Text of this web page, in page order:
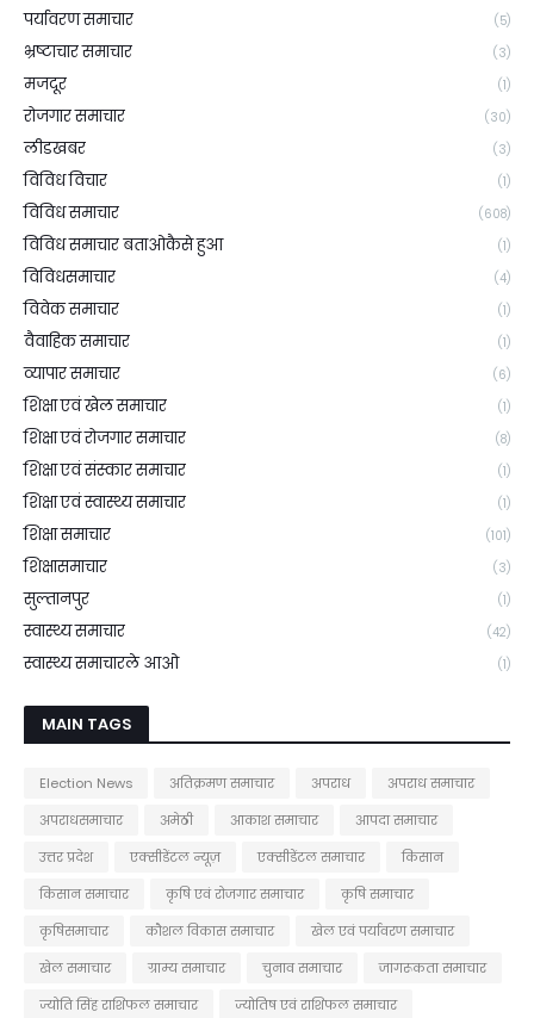
पर्यावरण समाचार (5)
भ्रष्टाचार समाचार (3)
मजदूर (1)
रोजगार समाचार (30)
लीडखबर (3)
विविध विचार (1)
विविध समाचार (608)
विविध समाचार बताओकैसे हुआ (1)
विविधसमाचार (4)
विवेक समाचार (1)
वैवाहिक समाचार (1)
व्यापार समाचार (6)
शिक्षा एवं खेल समाचार (1)
शिक्षा एवं रोजगार समाचार (8)
शिक्षा एवं संस्कार समाचार (1)
शिक्षा एवं स्वास्थ्य समाचार (1)
शिक्षा समाचार (101)
शिक्षासमाचार (3)
सुल्तानपुर (1)
स्वास्थ्य समाचार (42)
स्वास्थ्य समाचारले आओ (1)
MAIN TAGS
Election News अतिक्रमण समाचार अपराध
अपराध समाचार
अपराधसमाचार
अमेठी आकाश समाचार
आपदा समाचार
उत्तर प्रदेश
एक्सीडेंटल न्यूज़ एक्सीडेंटल समाचार
किसान
किसान समाचार
कृषि एवं रोजगार समाचार
कृषि समाचार
कृषिसमाचार
कौशल विकास समाचार
खेल एवं पर्यावरण समाचार
खेल समाचार
ग्राम्य समाचार चुनाव समाचार
जागरूकता समाचार
ज्योति सिंह राशिफल समाचार
ज्योतिष एवं राशिफल समाचार